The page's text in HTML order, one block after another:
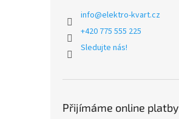
info@elektro-kvart.cz
+420 775 555 225
Sledujte nás!
Přijímáme online platby